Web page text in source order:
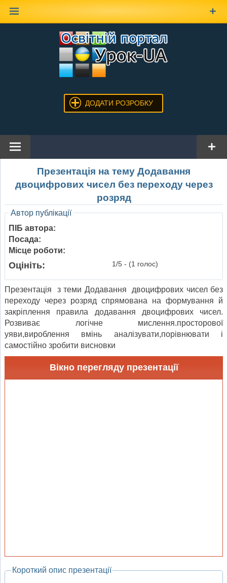
ДОДАТИ РОЗРОБКУ
Презентація на тему Додавання
двоцифрових чисел без переходу через
розряд
Автор публікації
ПІБ автора:
Посада:
Місце роботи:
Оцініть: 1/5 - (1 голос)
Презентація з теми Додавання двоцифрових чисел без
переходу через розряд спрямована на формування й
закріплення правила додавання двоцифрових чисел.
Розвиває логічне мислення.просторової
уяви,вироблення вмінь аналізувати,порівнювати і
самостійно зробити висновки
Вікно перегляду презентації
Короткий опис презентації